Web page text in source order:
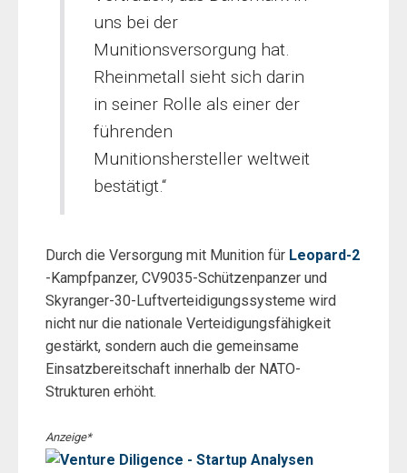
uns bei der
Munitionsversorgung hat.
Rheinmetall sieht sich darin
in seiner Rolle als einer der
führenden
Munitionshersteller weltweit
bestätigt.“
Durch die Versorgung mit Munition für Leopard-2
-Kampfpanzer, CV9035-Schützenpanzer und
Skyranger-30-Luftverteidigungssysteme wird
nicht nur die nationale Verteidigungsfähigkeit
gestärkt, sondern auch die gemeinsame
Einsatzbereitschaft innerhalb der NATO-
Strukturen erhöht.
Anzeige*